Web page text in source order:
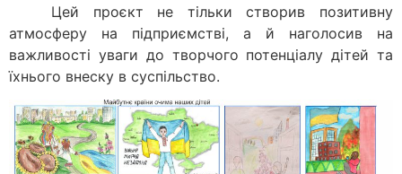
Цей проєкт не тільки створив позитивну
атмосферу на підприємстві, а й наголосив на
важливості уваги до творчого потенціалу дітей та
їхнього внеску в суспільство.